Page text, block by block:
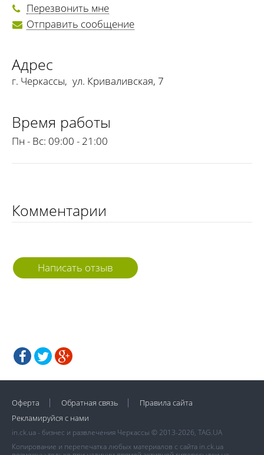
Перезвонить мне
Отправить сообщение
Адрес
г. Черкассы, ул. Криваливская, 7
Время работы
Пн - Вс: 09:00 - 21:00
Комментарии
Написать отзыв
Оферта Обратная связь
Правила сайта
Рекламируйся с нами
in.ck.ua - бизнес и развлечения Черкассы © 2013-2026, TAG.UA
Копирование и перепечатка любых материалов с сайта in.ck.ua